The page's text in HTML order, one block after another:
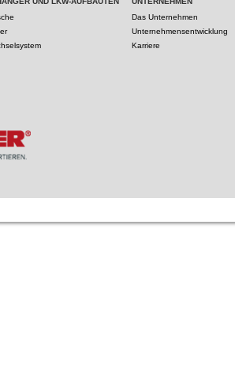
Das Unternehmen
Unternehmensentwicklung
Karriere